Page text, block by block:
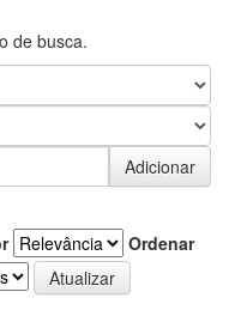
de busca.
Ordenar